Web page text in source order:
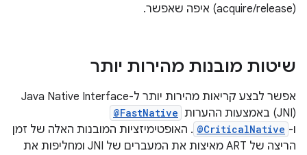
(acquire/release) איפה שאפשר.
שיטות מובנות מהירות יותר
(JNI) באמצעות ההערות
@FastNative
ו- @CriticalNative . האופטימיזציות המובנות האלה של זמן
הריצה של ART מאיצות את המעברים של JNI ומחליפות את